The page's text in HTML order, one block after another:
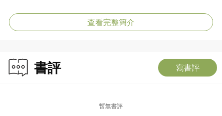
忘場面的原畫，與及展現動畫魔法的藍圖——分鏡稿！其中包括導演和線美動畫
精心設計的大戰場面，與電影的最終成品對照，更顯匠心獨運。
查看完整簡介
書評 寫書評
暫無書評